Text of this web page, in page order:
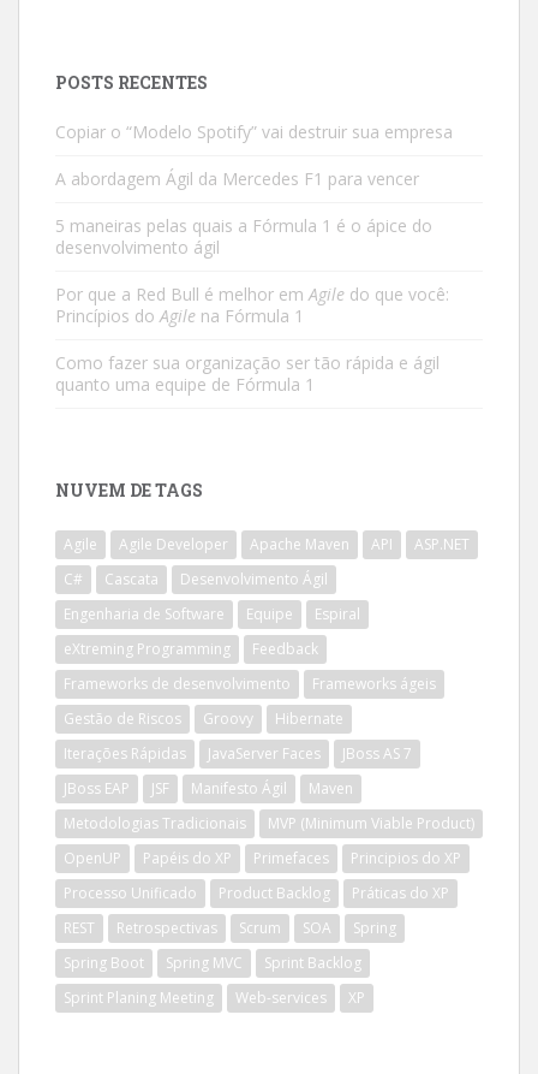
POSTS RECENTES
Copiar o “Modelo Spotify” vai destruir sua empresa
A abordagem Ágil da Mercedes F1 para vencer
5 maneiras pelas quais a Fórmula 1 é o ápice do
desenvolvimento ágil
Por que a Red Bull é melhor emAgile do que você:
Princípios doAgile na Fórmula 1
Como fazer sua organização ser tão rápida e ágil
quanto uma equipe de Fórmula 1
NUVEM DE TAGS
Agile Agile Developer Apache Maven API
ASP.NET
C#
Cascata
Desenvolvimento Ágil
Engenharia de Software
Equipe
Espiral
eXtreming Programming
Feedback
Frameworks de desenvolvimento
Frameworks ágeis
Gestão de Riscos
Groovy
Hibernate
Iterações Rápidas
JavaServer Faces
JBoss AS 7
JBoss EAP
JSF Manifesto Ágil
Maven
Metodologias Tradicionais
MVP (Minimum Viable Product)
OpenUP
Papéis do XP Primefaces
Principios do XP
Processo Unificado
Product Backlog
Práticas do XP
REST
Retrospectivas Scrum SOA
Spring
Spring Boot
Spring MVC
Sprint Backlog
Sprint Planing Meeting
Web-services XP